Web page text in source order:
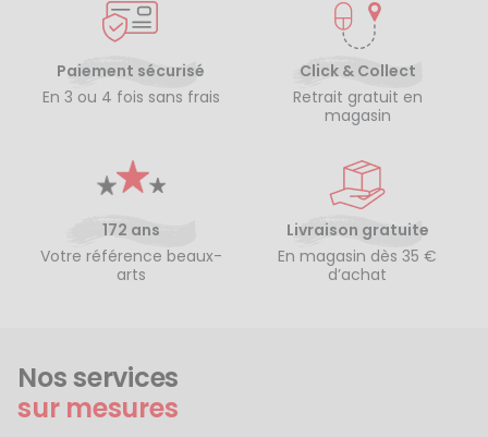
Paiement sécurisé
En 3 ou 4 fois sans frais
Click & Collect
Retrait gratuit en
magasin
172 ans
Votre référence beaux-
arts
Livraison gratuite
En magasin dès 35 €
d’achat
Nos services
sur mesures